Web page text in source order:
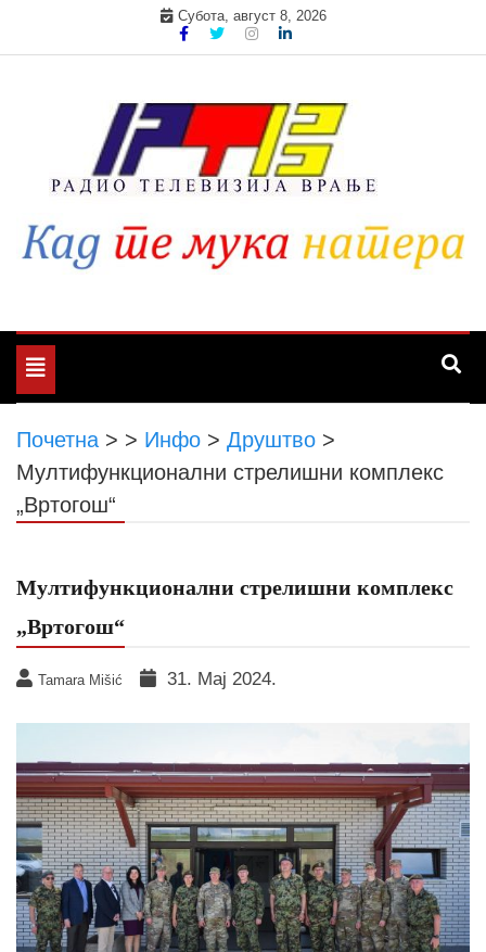
Субота, август 8, 2026
Toggle
navigation
Почетна > > Инфо > Друштво >
Мултифункционални стрелишни комплекс
„Вртогош“
Мултифункционални стрелишни комплекс
„Вртогош“
Tamara Mišić 31. Мај 2024.